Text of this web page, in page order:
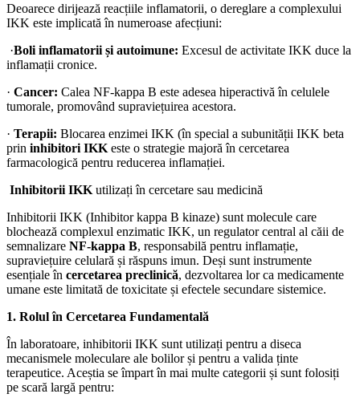
Deoarece dirijează reacțiile inflamatorii, o dereglare a complexului
IKK este implicată în numeroase afecțiuni:
·Boli inflamatorii și autoimune: Excesul de activitate IKK duce la
inflamații cronice.
· Cancer: Calea NF-kappa B este adesea hiperactivă în celulele
tumorale, promovând supraviețuirea acestora.
· Terapii: Blocarea enzimei IKK (în special a subunității IKK beta
prin inhibitori IKK este o strategie majoră în cercetarea
farmacologică pentru reducerea inflamației.
Inhibitorii IKK utilizați în cercetare sau medicină
Inhibitorii IKK (Inhibitor kappa B kinaze) sunt molecule care
blochează complexul enzimatic IKK, un regulator central al căii de
semnalizare NF-kappa B, responsabilă pentru inflamație,
supraviețuire celulară și răspuns imun. Deși sunt instrumente
esențiale în cercetarea preclinică, dezvoltarea lor ca medicamente
umane este limitată de toxicitate și efectele secundare sistemice.
1. Rolul în Cercetarea Fundamentală
În laboratoare, inhibitorii IKK sunt utilizați pentru a diseca
mecanismele moleculare ale bolilor și pentru a valida ținte
terapeutice. Aceștia se împart în mai multe categorii și sunt folosiți
pe scară largă pentru: